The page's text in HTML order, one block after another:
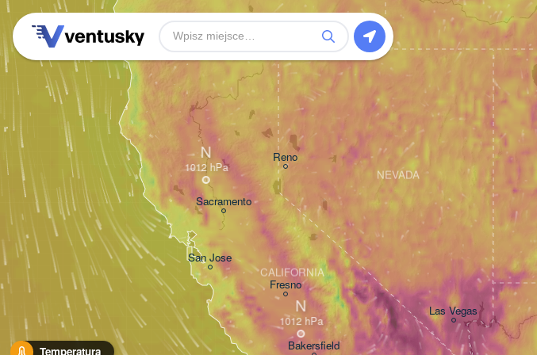
Temperatura
San Jose
Las Vegas
Fresno
Reno
Bakersfield
Sacramento
CALIFORNIA
NEVADA
N
N